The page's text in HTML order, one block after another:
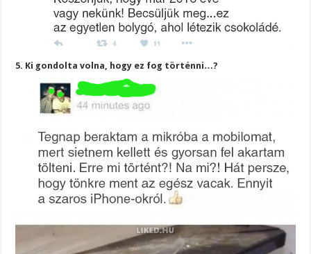
5. Ki gondolta volna, hogy ez fog történni…?